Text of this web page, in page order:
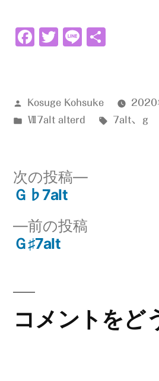
Facebook
Twitter
Line
投
稿
Kosuge Kohsuke
2020
カ
ー:
Ⅶ7alt alterd
タ
7alt、 ｇ
投
稿
ビ
ゲ
前の投稿
Ｇ♯7alt
次の投稿
次
Ｇ♭7alt
コメントをど